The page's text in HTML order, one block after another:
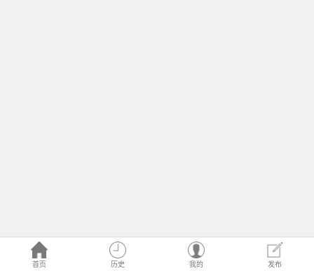
首页 历史 我的 发布